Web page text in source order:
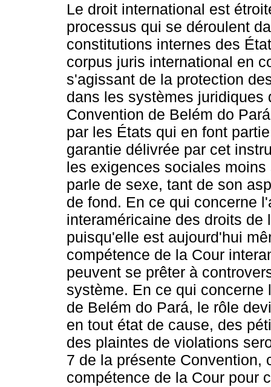
Le droit international est
processus qui se déroulent
constitutions internes des
corpus juris international en
s'agissant de la protection
dans les systèmes
Convention de Belém do
par les États qui en font
garantie délivrée par cet
les exigences sociales
parle de sexe, tant de son
de fond. En ce qui concerne
interaméricaine des droits de
puisqu'elle est aujourd'hui
compétence de la Cour
peuvent se prêter à
système. En ce qui
de Belém do Pará, le rôle
en tout état de cause, des
des plaintes de violations
7 de la présente Convention,
compétence de la Cour pour